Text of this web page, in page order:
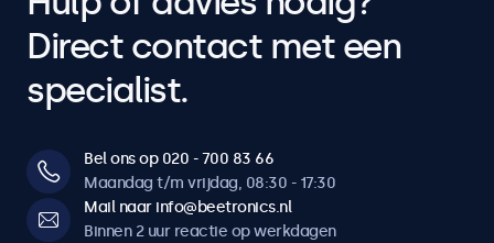
Direct contact met een
specialist.
Bel ons op 020 - 700 83 66
Maandag t/m vrijdag, 08:30 - 17:30
Mail naar info@beetronics.nl
Binnen 2 uur reactie op werkdagen